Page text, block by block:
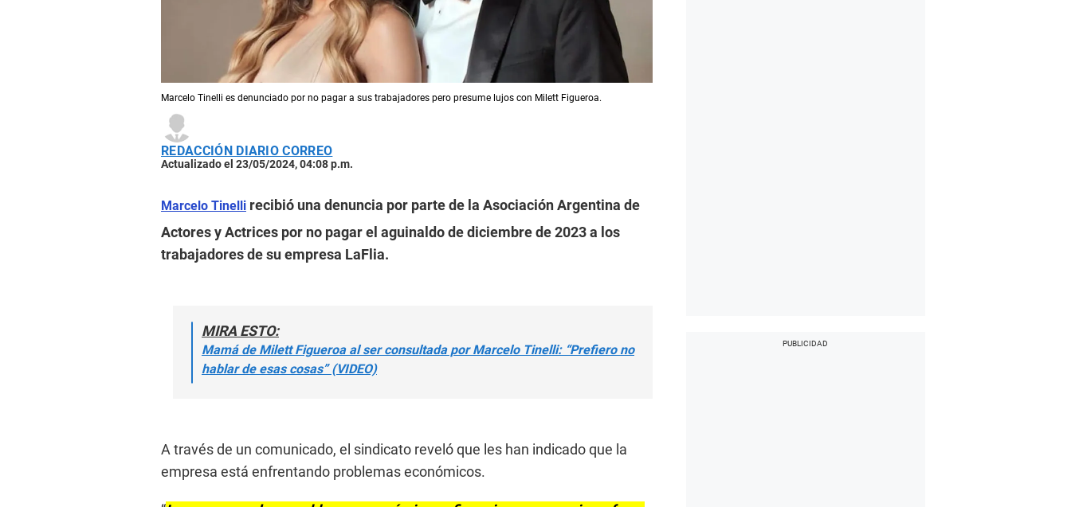
Marcelo Tinelli es denunciado por no pagar a sus trabajadores pero presume lujos con Milett Figueroa.
REDACCIÓN DIARIO CORREO
Actualizado el 23/05/2024, 04:08 p.m.
Marcelo Tinelli recibió una denuncia por parte de la Asociación Argentina de
Actores y Actrices por no pagar el aguinaldo de diciembre de 2023 a los
trabajadores de su empresa LaFlia.
MIRA ESTO:
Mamá de Milett Figueroa al ser consultada por Marcelo Tinelli: “Prefiero no
hablar de esas cosas” (VIDEO)
A través de un comunicado, el sindicato reveló que les han indicado que la
empresa está enfrentando problemas económicos.